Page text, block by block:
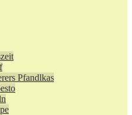
Pfandlkas